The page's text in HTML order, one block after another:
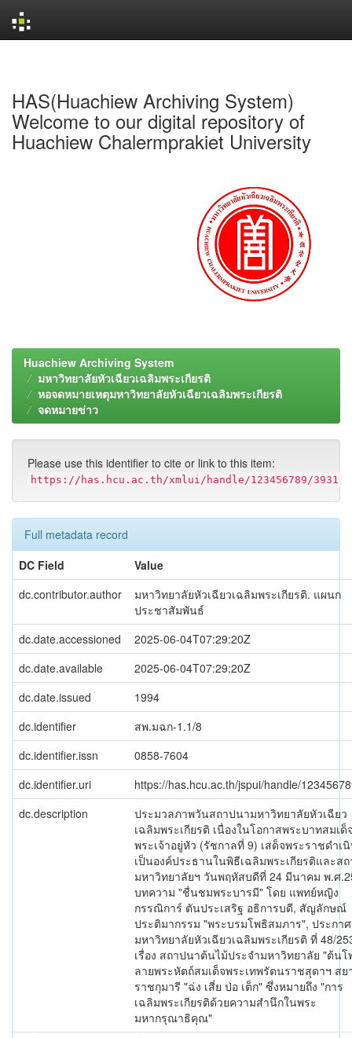
HAS(Huachiew Archiving System)
Welcome to our digital repository of
Huachiew Chalermprakiet University
Huachiew Archiving System
มหาวิทยาลัยหัวเฉียวเฉลิมพระเกียรติ
หอจดหมายเหตุมหาวิทยาลัยหัวเฉียวเฉลิมพระเกียรติ
จดหมายข่าว
Please use this identifier to cite or link to this item:
https://has.hcu.ac.th/xmlui/handle/123456789/3931
Full metadata record
DC Field
Value
dc.contributor.author
มหาวิทยาลัยหัวเฉียวเฉลิมพระเกียรติ. แผนก
ประชาสัมพันธ์
dc.date.accessioned
2025-06-04T07:29:20Z
dc.date.available
2025-06-04T07:29:20Z
dc.date.issued
1994
dc.identifier
สพ.มฉก-1.1/8
dc.identifier.issn
0858-7604
dc.identifier.uri
https://has.hcu.ac.th/jspui/handle/
dc.description
ประมวลภาพวันสถาปนามหาวิทยาลัยหัวเฉียว
เฉลิมพระเกียรติ เนื่องในโอกาสพระบาทสมเด็
พระเจ้าอยู่หัว (รัชกาลที่ 9) เสด็จพระราชดำเ
เป็นองค์ประธานในพิธีเฉลิมพระเกียรติและส
มหาวิทยาลัยฯ วันพฤหัสบดีที่ 24 มีนาคม พ.ศ
บทความ "ชื่นชมพระบารมี" โดย แพทย์หญิง
กรรณิการ์ ตันประเสริฐ อธิการบดี, สัญลักษณ์
ประติมากรรม "พระบรมโพธิสมภาร", ประกาศ
มหาวิทยาลัยหัวเฉียวเฉลิมพระเกียรติ ที่ 48/
เรื่อง สถาปนาต้นไม้ประจำมหาวิทยาลัย "ต้นโ
ลายพระหัตถ์สมเด็จพระเทพรัตนราชสุดาฯ ส
ราชกุมารี "ฉ่ง เสี่ย ป่อ เต็ก" ซึ่งหมายถึง "การ
เฉลิมพระเกียรติด้วยความสำนึกในพระ
มหากรุณาธิคุณ"